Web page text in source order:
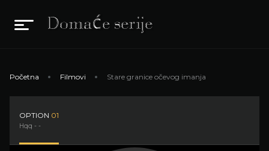
Početna Filmovi Stare granice očevog imanja
OPTION 01
Hqq - -